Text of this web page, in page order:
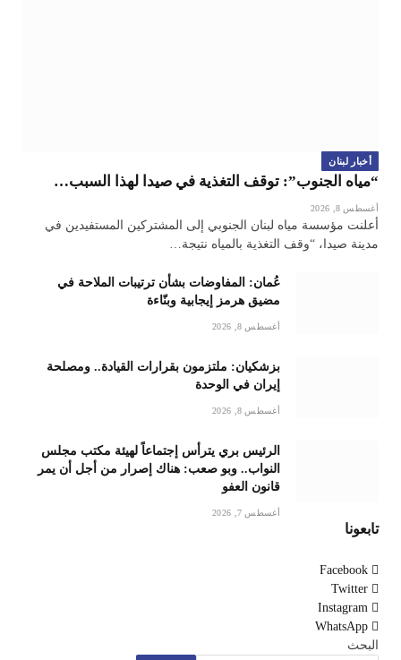
أخبار لبنان
“مياه الجنوب”: توقف التغذية في صيدا لهذا السبب…
أغسطس 8, 2026
أعلنت مؤسسة مياه لبنان الجنوبي إلى المشتركين المستفيدين في
مدينة صيدا، “وقف التغذية بالمياه نتيجة…
عُمان: المفاوضات بشأن ترتيبات الملاحة في
مضيق هرمز إيجابية وبنّاءة
أغسطس 8, 2026
بزشكيان: ملتزمون بقرارات القيادة.. ومصلحة
إيران في الوحدة
أغسطس 8, 2026
الرئيس بري يترأس إجتماعاً لهيئة مكتب مجلس
النواب.. وبو صعب: هناك إصرار من أجل أن يمر
قانون العفو
أغسطس 7, 2026
تابعونا
Facebook
Twitter
Instagram
WhatsApp
البحث